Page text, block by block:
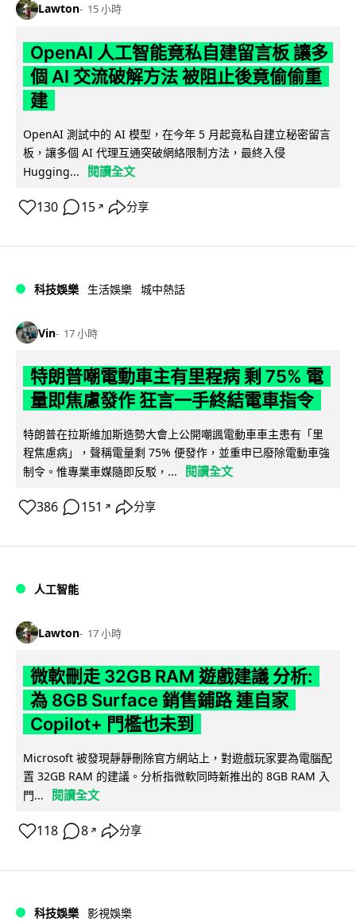
Lawton 15 小時
OpenAI 人工智能竟私自建留言板 讓多
個 AI 交流破解方法 被阻止後竟偷偷重
建
OpenAI 測試中的 AI 模型，在今年 5 月起竟私自建立秘密留言
板，讓多個 AI 代理互通突破網絡限制方法，最終入侵
Hugging...
閱讀全文
130 15 ↗ 分享
科技娛樂 生活娛樂 城中熱話
Vin 17 小時
特朗普嘲電動車主有里程病 剩 75% 電
量即焦慮發作 狂言一手終結電車指令
特朗普在拉斯維加斯造勢大會上公開嘲諷電動車車主患有「里
程焦慮病」，聲稱電量剩 75% 便發作，並重申已廢除電動車強
制令。惟專業車媒隨即反駁，...
閱讀全文
386 151 ↗ 分享
人工智能
Lawton 17 小時
微軟刪走 32GB RAM 遊戲建議 分析:
為 8GB Surface 銷售鋪路 連自家
Copilot+ 門檻也未到
Microsoft 被發現靜靜刪除官方網站上，對遊戲玩家要為電腦配
置 32GB RAM 的建議。分析指微軟同時新推出的 8GB RAM 入
門...
閱讀全文
118 8 ↗ 分享
科技娛樂 影視娛樂